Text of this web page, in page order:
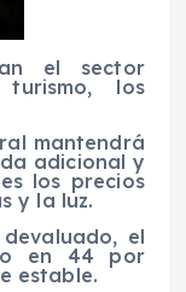
el sector
los
mantendrá
adicional y
los precios
y la luz.
el
en 44 por
estable.